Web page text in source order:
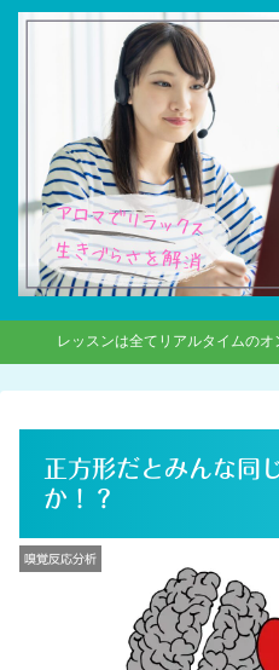
レッスンは全てリアルタイムの
正方形だとみんな同
か！？
嗅覚反応分析